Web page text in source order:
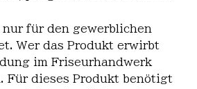
für den gewerblichen
Wer das Produkt erwirbt
im Friseurhandwerk
Für dieses Produkt benötigt